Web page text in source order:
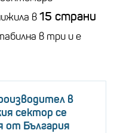
в15 страни
в три и е
в
сектор се
от България